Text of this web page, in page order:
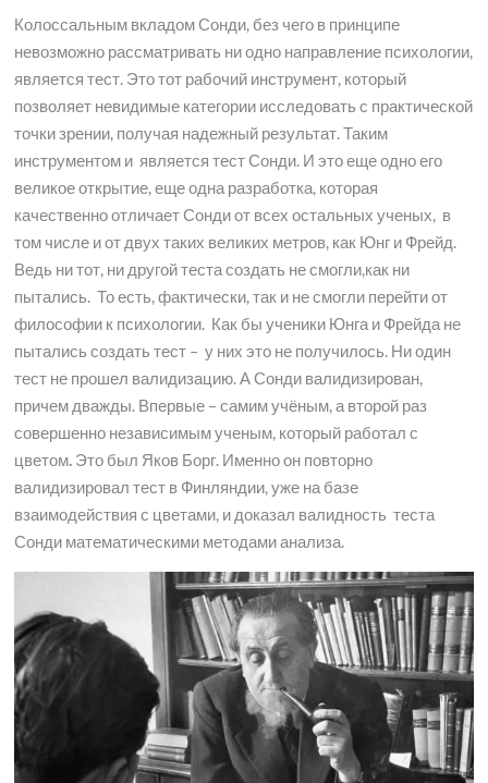
Колоссальным вкладом Сонди, без чего в принципе
невозможно рассматривать ни одно направление психологии,
является тест. Это тот рабочий инструмент, который
позволяет невидимые категории исследовать с практической
точки зрении, получая надежный результат. Таким
инструментом и является тест Сонди. И это еще одно его
великое открытие, еще одна разработка, которая
качественно отличает Сонди от всех остальных ученых, в
том числе и от двух таких великих метров, как Юнг и Фрейд.
Ведь ни тот, ни другой теста создать не смогли,как ни
пытались. То есть, фактически, так и не смогли перейти от
философии к психологии. Как бы ученики Юнга и Фрейда не
пытались создать тест – у них это не получилось. Ни один
тест не прошел валидизацию. А Сонди валидизирован,
причем дважды. Впервые – самим учёным, а второй раз
совершенно независимым ученым, который работал с
цветом. Это был Яков Борг. Именно он повторно
валидизировал тест в Финляндии, уже на базе
взаимодействия с цветами, и доказал валидность теста
Сонди математическими методами анализа.